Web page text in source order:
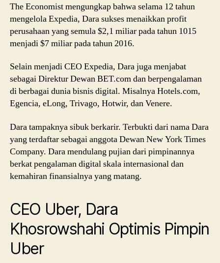
The Economist mengungkap bahwa selama 12 tahun
mengelola Expedia, Dara sukses menaikkan profit
perusahaan yang semula $2,1 miliar pada tahun 1015
menjadi $7 miliar pada tahun 2016.
Selain menjadi CEO Expedia, Dara juga menjabat
sebagai Direktur Dewan BET.com dan berpengalaman
di berbagai dunia bisnis digital. Misalnya Hotels.com,
Egencia, eLong, Trivago, Hotwir, dan Venere.
Dara tampaknya sibuk berkarir. Terbukti dari nama Dara
yang terdaftar sebagai anggota Dewan New York Times
Company. Dara mendulang pujian dari pimpinannya
berkat pengalaman digital skala internasional dan
kemahiran finansialnya yang matang.
CEO Uber, Dara
Khosrowshahi Optimis Pimpin
Uber